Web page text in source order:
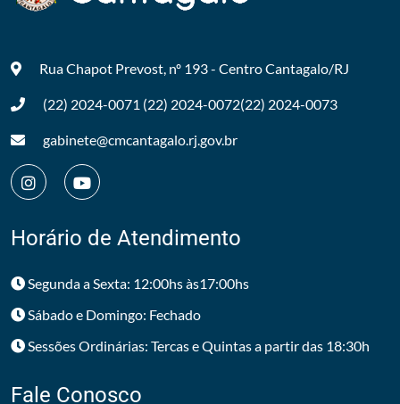
Rua Chapot Prevost, nº 193 - CentroCantagalo/RJ
(22) 2024-0071 (22) 2024-0072(22) 2024-0073
gabinete@cmcantagalo.rj.gov.br
Horário de Atendimento
Segunda a Sexta: 12:00hs às17:00hs
Sábado e Domingo: Fechado
Sessões Ordinárias: Tercas e Quintas a partir das 18:30h
Fale Conosco